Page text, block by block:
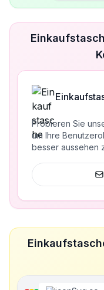
Probieren Sie
um Ihre
besser aussehen